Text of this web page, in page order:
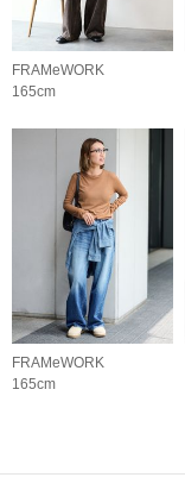
FRAMeWORK
165cm
FRAMeWORK
165cm